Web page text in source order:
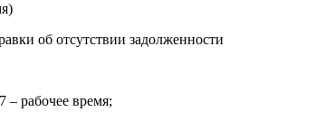
об отсутствии задолженности
– рабочее время;